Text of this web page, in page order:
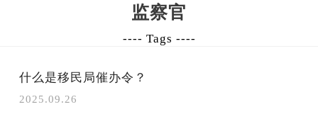
监察官
---- Tags ----
什么是移民局催办令？
2025.09.26